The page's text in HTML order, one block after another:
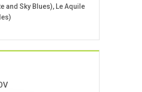
and Sky Blues), Le Aquile